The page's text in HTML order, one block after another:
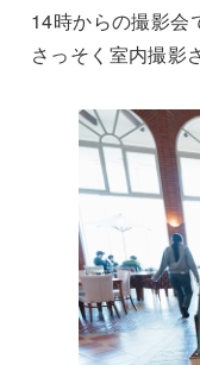
14時からの撮影会
さっそく室内撮影